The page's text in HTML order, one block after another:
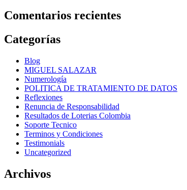
Comentarios recientes
Categorías
Blog
MIGUEL SALAZAR
Numerología
POLITICA DE TRATAMIENTO DE DATOS
Reflexiones
Renuncia de Responsabilidad
Resultados de Loterias Colombia
Soporte Tecnico
Terminos y Condiciones
Testimonials
Uncategorized
Archivos